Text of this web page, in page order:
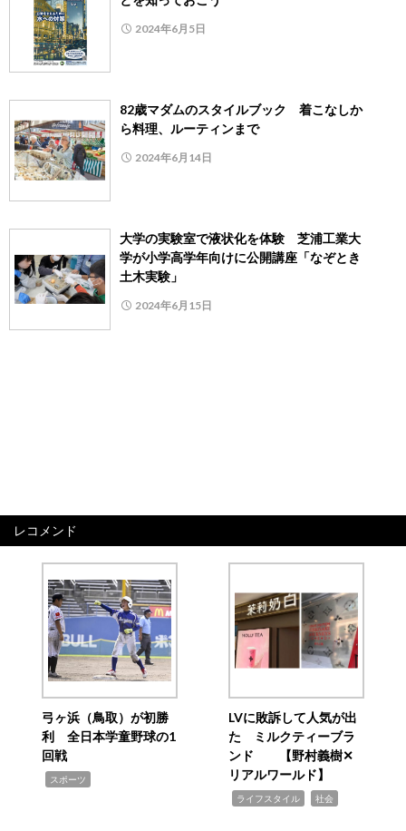
2024年6月5日
82歳マダムのスタイルブック 着こなしか
ら料理、ルーティンまで
2024年6月14日
大学の実験室で液状化を体験 芝浦工業大
学が小学高学年向けに公開講座「なぞとき
土木実験」
2024年6月15日
レコメンド
弓ヶ浜（鳥取）が初勝
利 全日本学童野球の1
回戦
スポーツ
LVに敗訴して人気が出
た ミルクティーブラ
ンド 【野村義樹✕
リアルワールド】
ライフスタイル 社会